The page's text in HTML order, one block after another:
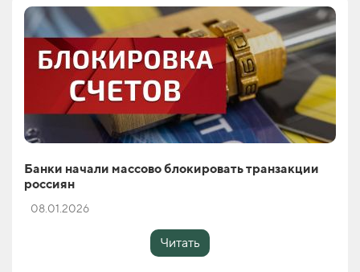
Банки начали массово блокировать транзакции
россиян
08.01.2026
Читать